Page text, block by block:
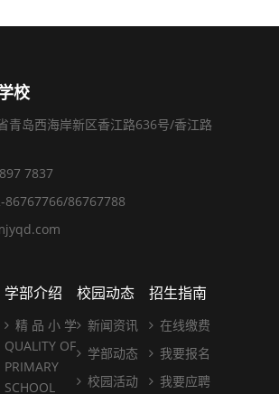
校
青岛西海岸新区香江路636号/香江路
7837
86767766/86767788
学部介绍
精 品 小 学
QUALITY OF
PRIMARY
SCHOOL
校园动态
新闻资讯
学部动态
校园活动
招生指南
在线缴费
我要报名
我要应聘